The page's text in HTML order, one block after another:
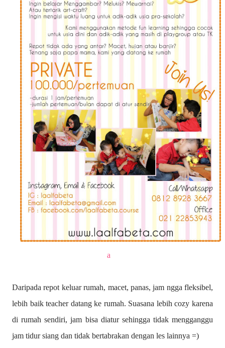
a
Daripada repot keluar rumah, macet, panas, jam ngga fleksibel,
lebih baik teacher datang ke rumah. Suasana lebih cozy karena
di rumah sendiri, jam bisa diatur sehingga tidak mengganggu
jam tidur siang dan tidak bertabrakan dengan les lainnya =)